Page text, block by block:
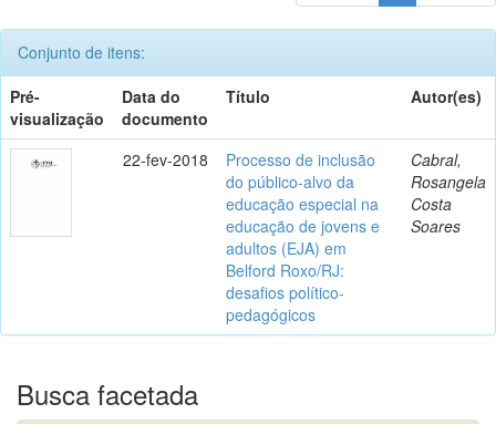
Conjunto de itens:
Pré-
visualização
Data do
documento
Título Autor(es)
22-fev-2018
Processo de inclusão
do público-alvo da
educação especial na
educação de jovens e
adultos (EJA) em
Belford Roxo/RJ:
desafios político-
pedagógicos
Cabral,
Rosangela
Costa
Soares
Busca facetada